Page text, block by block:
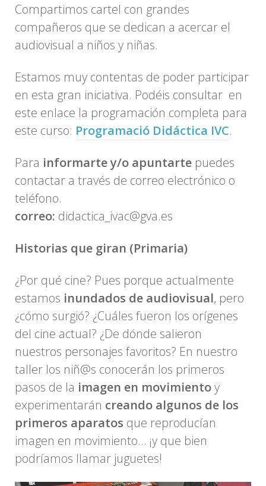
Compartimos cartel con grandes
compañeros que se dedican a acercar el
audiovisual a niños y niñas.
Estamos muy contentas de poder participar
en esta gran iniciativa. Podéis consultar en
este enlace la programación completa para
este curso: Programació Didáctica IVC.
Para informarte y/o apuntarte puedes
contactar a través de correo electrónico o
teléfono.
correo: didactica_ivac@gva.es
Historias que giran (Primaria)
¿Por qué cine? Pues porque actualmente
estamos inundados de audiovisual, pero
¿cómo surgió? ¿Cuáles fueron los orígenes
del cine actual? ¿De dónde salieron
nuestros personajes favoritos? En nuestro
taller los niñ@s conocerán los primeros
pasos de la imagen en movimientoy
experimentarán creando algunos de los
primeros aparatos que reproducían
imagen en movimiento… ¡y que bien
podríamos llamar juguetes!